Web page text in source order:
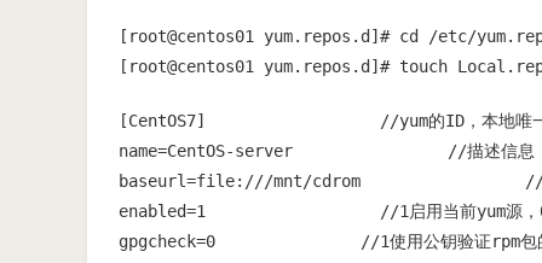
[root@centos01 yum.repos.d]# cd /etc/
[root@centos01 yum.repos.d]# touch
[CentOS7]                  //yum的ID，本地唯
name=CentOS-server                //描述信息
baseurl=file:///mnt/cdrom
enabled=1                  //1启用当前yum源，
gpgcheck=0               //1使用公钥验证rpm包